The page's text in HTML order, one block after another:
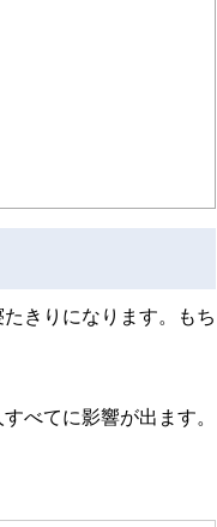
きりになります。もち
べてに影響が出ます。